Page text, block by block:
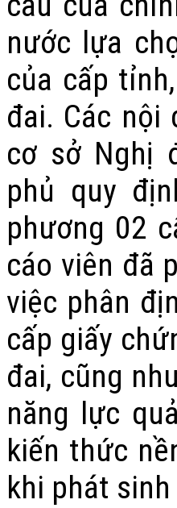
nước lựa
của cấp
đai. Các nội
cơ sở Nghị
phủ quy
phương 02
cáo viên đã
việc phân
cấp giấy
đai, cũng
năng lực
kiến thức
khi phát